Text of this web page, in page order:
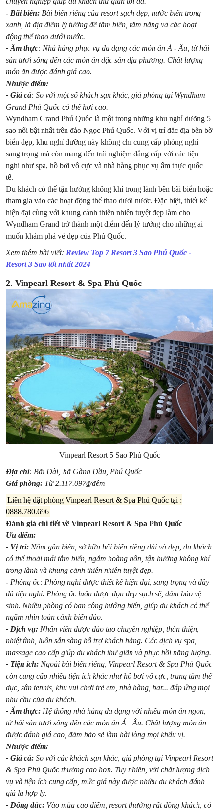
- Bãi biển: Bãi biển riêng của resort sạch đẹp, nước biển trong
xanh, là địa điểm lý tưởng để tắm biển, tắm nắng và các hoạt
động thể thao dưới nước.
- Ẩm thực: Nhà hàng phục vụ đa dạng các món ăn Á - Âu, từ hải
sản tươi sống đến các món ăn đặc sản địa phương. Chất lượng
món ăn được đánh giá cao.
Nhược điểm:
- Giá cả: So với một số khách sạn khác, giá phòng tại Wyndham
Grand Phú Quốc có thể hơi cao.
Wyndham Grand Phú Quốc là một trong những khu nghỉ dưỡng 5
sao nổi bật nhất trên đảo Ngọc Phú Quốc. Với vị trí đắc địa bên bờ
biển đẹp, khu nghỉ dưỡng này không chỉ cung cấp phòng nghỉ
sang trọng mà còn mang đến trải nghiệm đẳng cấp với các tiện
nghi như spa, hồ bơi vô cực và nhà hàng phục vụ ẩm thực quốc
tế.
Du khách có thể tận hưởng không khí trong lành bên bãi biển hoặc
tham gia vào các hoạt động thể thao dưới nước. Đặc biệt, thiết kế
hiện đại cùng với khung cảnh thiên nhiên tuyệt đẹp làm cho
Wyndham Grand trở thành một điểm đến lý tưởng cho những ai
muốn khám phá vẻ đẹp của Phú Quốc.
Xem thêm bài viết: Review Top 7 Resort 3 Sao Phú Quốc -
Resort 3 Sao tốt nhất 2024
2. Vinpearl Resort & Spa Phú Quốc
Vinpearl Resort 5 Sao Phú Quốc
Địa chỉ: Bãi Dài, Xã Gành Dầu, Phú Quốc
Giá phòng: Từ 2.117.097₫/đêm
Liên hệ đặt phòng Vinpearl Resort & Spa Phú Quốc tại :
0888.780.696
Đánh giá chi tiết về Vinpearl Resort & Spa Phú Quốc
Ưu điểm:
- Vị trí: Nằm gần biển, sở hữu bãi biển riêng dài và đẹp, du khách
có thể thoải mái tắm biển, ngắm hoàng hôn, tận hưởng không khí
trong lành và khung cảnh thiên nhiên tuyệt đẹp.
- Phòng ốc: Phòng nghỉ được thiết kế hiện đại, sang trọng và đầy
đủ tiện nghi. Phòng ốc luôn được dọn dẹp sạch sẽ, đảm bảo vệ
sinh. Nhiều phòng có ban công hướng biển, giúp du khách có thể
ngắm nhìn toàn cảnh biển đảo.
- Dịch vụ: Nhân viên được đào tạo chuyên nghiệp, thân thiện,
nhiệt tình, luôn sẵn sàng hỗ trợ khách hàng. Các dịch vụ spa,
massage cao cấp giúp du khách thư giãn và phục hồi năng lượng.
- Tiện ích: Ngoài bãi biển riêng, Vinpearl Resort & Spa Phú Quốc
còn cung cấp nhiều tiện ích khác như hồ bơi vô cực, trung tâm thể
dục, sân tennis, khu vui chơi trẻ em, nhà hàng, bar... đáp ứng mọi
nhu cầu của du khách.
- Ẩm thực: Hệ thống nhà hàng đa dạng với nhiều món ăn ngon,
từ hải sản tươi sống đến các món ăn Á - Âu. Chất lượng món ăn
được đánh giá cao, đảm bảo sẽ làm hài lòng mọi khẩu vị.
Nhược điểm:
- Giá cả: So với các khách sạn khác, giá phòng tại Vinpearl Resort
& Spa Phú Quốc thường cao hơn. Tuy nhiên, với chất lượng dịch
vụ và tiện ích cung cấp, mức giá này được nhiều du khách đánh
giá là hợp lý.
- Đông đúc: Vào mùa cao điểm, resort thường rất đông khách, có